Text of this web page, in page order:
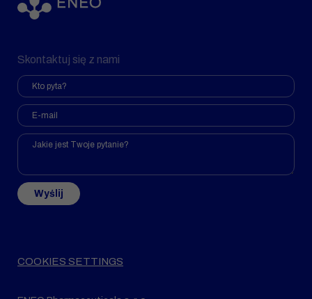
Skontaktuj się z nami
Wyślij
COOKIES SETTINGS